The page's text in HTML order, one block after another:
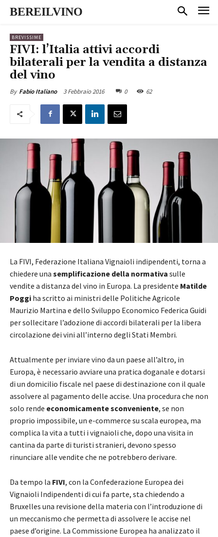
BEREILVINO
BREVISSIME
FIVI: l’Italia attivi accordi
bilaterali per la vendita a distanza
del vino
By Fabio Italiano 3 Febbraio 2016 0 62
La FIVI, Federazione Italiana Vignaioli indipendenti, torna a
chiedere una semplificazione della normativa sulle
vendite a distanza del vino in Europa. La presidente Matilde
Poggi ha scritto ai ministri delle Politiche Agricole
Maurizio Martina e dello Sviluppo Economico Federica Guidi
per sollecitare l’adozione di accordi bilaterali per la libera
circolazione dei vini all’interno degli Stati Membri.
Attualmente per inviare vino da un paese all’altro, in
Europa, è necessario avviare una pratica doganale e dotarsi
di un domicilio fiscale nel paese di destinazione con il quale
assolvere al pagamento delle accise. Una procedura che non
solo rende economicamente sconveniente, se non
proprio impossibile, un e-commerce su scala europea, ma
complica la vita a tutti i vignaioli che, dopo una visita in
cantina da parte di turisti stranieri, devono spesso
rinunciare alle vendite che ne potrebbero derivare.
Da tempo la FIVI, con la Confederazione Europea dei
Vignaioli Indipendenti di cui fa parte, sta chiedendo a
Bruxelles una revisione della materia con l’introduzione di
un meccanismo che permetta di assolvere le accise nel
paese d’origine. La Commissione Europea ha analizzato il